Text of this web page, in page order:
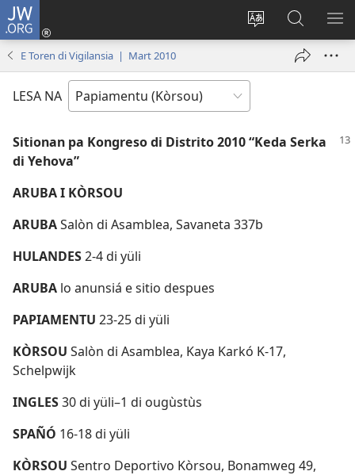
JW.ORG
Kambia
Log
window)
Buska
Riba
JW.ORG
E Toren di Vigilansia | Mart 2010
LESA NA
Sitionan pa Kongreso di Distrito 2010 “Keda Serka
di Yehova”
ARUBA I KÒRSOU
ARUBASalòn di Asamblea, Savaneta 337b
HULANDES2-4 di yüli
ARUBA lo anunsiá e sitio despues
PAPIAMENTU 23-25 di yüli
KÒRSOU Salòn di Asamblea, Kaya Karkó K-17,
Schelpwijk
INGLES30 di yüli–1 di ougùstùs
SPAÑÓ 16-18 di yüli
KÒRSOU Sentro Deportivo Kòrsou, Bonamweg 49,